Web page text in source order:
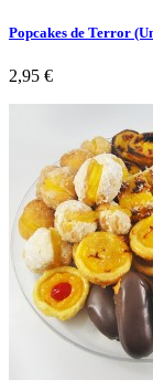
Popcakes de Terror
Preço
2,95 €